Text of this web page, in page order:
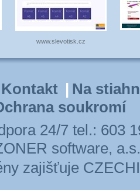
www.slevotisk.cz
Kontakt | Na
soukromí
24/7 tel.: 603
software, a.s.
zajišťuje